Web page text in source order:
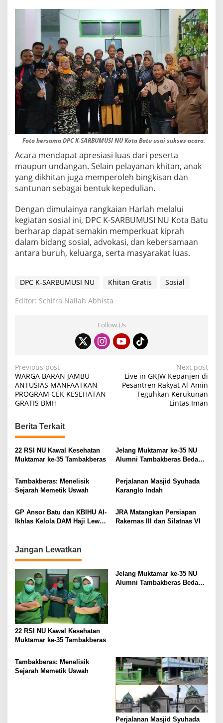
Foto bersama DPC K-SARBUMUSI NU Kota Batu usai sukses acara.
Acara mendapat apresiasi luas dari peserta
maupun undangan. Selain pelayanan khitan, anak
yang dikhitan juga memperoleh bingkisan dan
santunan sebagai bentuk kepedulian.
Dengan dimulainya rangkaian Harlah melalui
kegiatan sosial ini, DPC K-SARBUMUSI NU Kota Batu
berharap dapat semakin memperkuat kiprah
dalam bidang sosial, advokasi, dan kebersamaan
antara buruh, keluarga, serta masyarakat luas.
DPC K-SARBUMUSI NU Khitan Gratis
Sosial
Editor: Schifra Nailah Abhista
Follow Us
P
o
s
n
a
v
g
a
t
i
n
Previous post
WARGA BARAN JAMBU
ANTUSIAS MANFAATKAN
PROGRAM CEK KESEHATAN
GRATIS BMH
Next post
Live in GKJW Kepanjen di
Pesantren Rakyat Al-Amin
Teguhkan Kerukunan
Lintas Iman
Berita Terkait
22 RSI NU Kawal Kesehatan
Muktamar ke-35 Tambakberas
Jelang Muktamar ke-35 NU
Alumni Tambakberas Bedah
Tambakberas: Menelisik
Sejarah Memetik Uswah
Perjalanan Masjid Syuhada
Karanglo Indah
GP Ansor Batu dan KBIHU Al-
Ikhlas Kelola DAM Haji Lewat
JRA Matangkan Persiapan
Rakernas III dan Silatnas VI
Jangan Lewatkan
22 RSI NU Kawal Kesehatan
Muktamar ke-35 Tambakberas
Jelang Muktamar ke-35 NU
Alumni Tambakberas Bedah
Tambakberas: Menelisik
Sejarah Memetik Uswah
Perjalanan Masjid Syuhada